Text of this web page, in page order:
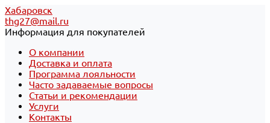
Хабаровск
thg27@mail.ru
Информация для покупателей
О компании
Доставка и оплата
Программа лояльности
Часто задаваемые вопросы
Статьи и рекомендации
Услуги
Контакты